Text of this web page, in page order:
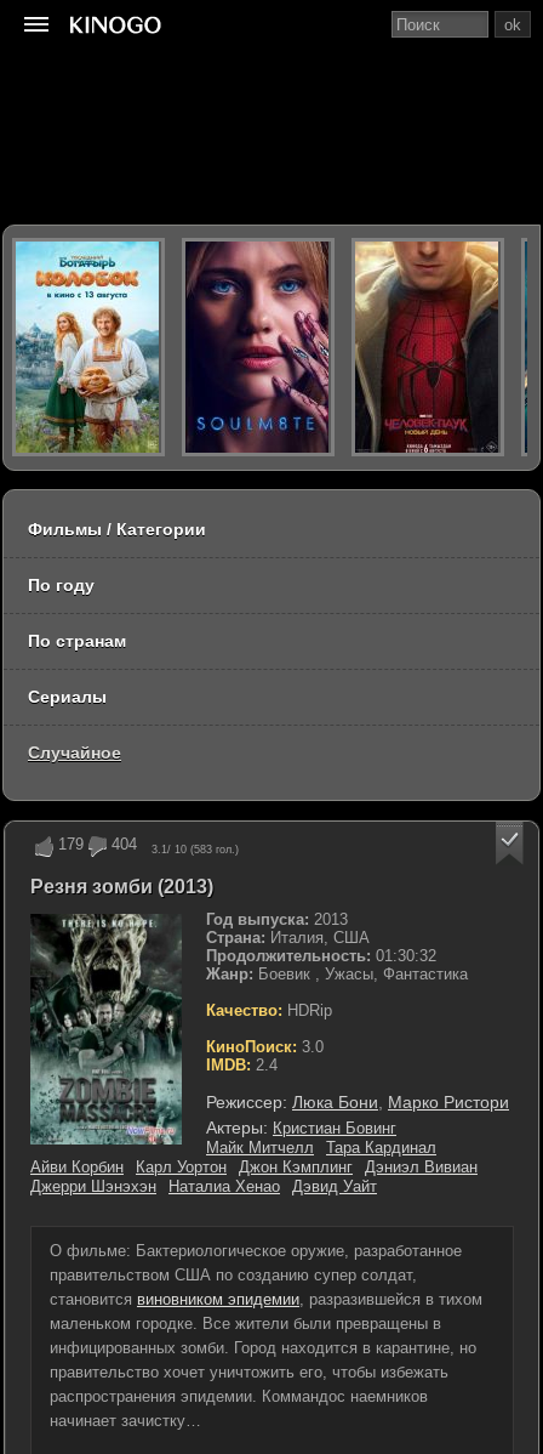
179 404 3.1/ 10 (583 гол.)
Резня зомби (2013)
Год выпуска: 2013
Страна: Италия, США
Продолжительность: 01:30:32
Жанр: Боевик , Ужасы, Фантастика
Качество: HDRip
КиноПоиск: 3.0
IMDB: 2.4
Режиссер: Люка Бони
Марко Ристори
Актеры: Кристиан Бовинг
Майк Митчелл
Тара Кардинал
Айви Корбин
Карл Уортон Джон Кэмплинг
Дэниэл Вивиан
Джерри Шэнэхэн
Наталиа Хенао Дэвид Уайт
О фильме: Бактериологическое оружие, разработанное
правительством США по созданию супер солдат,
становится виновником эпидемии, разразившейся в тихом
маленьком городке. Все жители были превращены в
инфицированных зомби. Город находится в карантине, но
правительство хочет уничтожить его, чтобы избежать
распространения эпидемии. Коммандос наемников
начинает зачистку…
ok
Фильмы / Категории
По году
По странам
Сериалы
Случайное